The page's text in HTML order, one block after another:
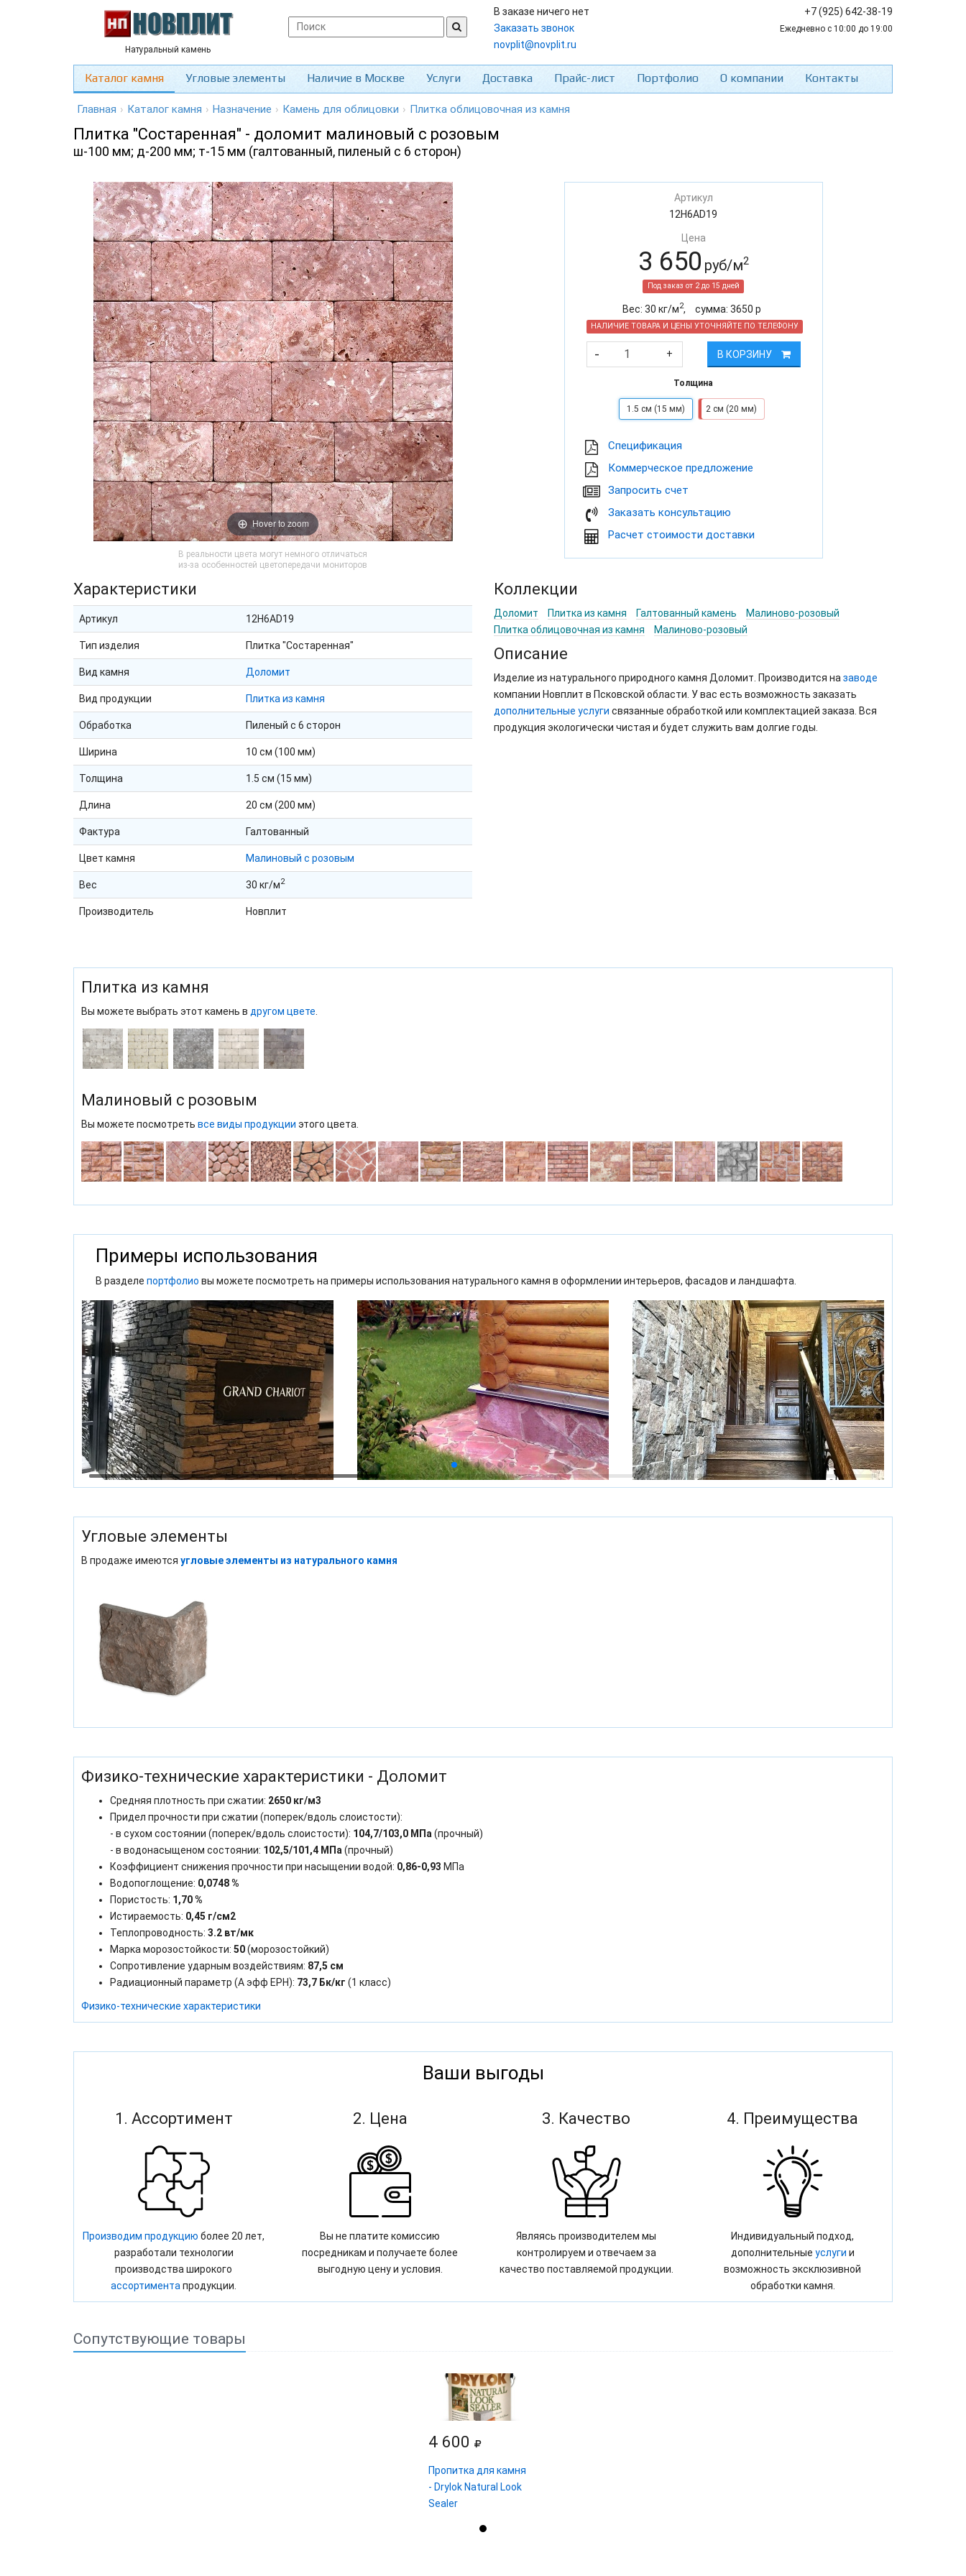
Натуральный камень
В заказе ничего нет
Заказать звонок
novplit@novplit.ru
+7 (925) 642-38-19
Ежедневно с 10:00 до 19:00
Каталог камня Угловые элементы Наличие в Москве Услуги Доставка Прайс-лист Портфолио О компании Контакты
Главная › Каталог камня › Назначение › Камень для облицовки › Плитка облицовочная из камня
Плитка "Состаренная" - доломит малиновый с розовым
ш-100 мм; д-200 мм; т-15 мм (галтованный, пиленый с 6 сторон)
Hover to zoom
В реальности цвета могут немного отличаться
из-за особенностей цветопередачи мониторов
Артикул
12H6AD19
Цена
3 650 руб/м2
Под заказ от 2 до 15 дней
Вес: 30 кг/м2, cумма: 3650 р
НАЛИЧИЕ ТОВАРА И ЦЕНЫ УТОЧНЯЙТЕ ПО ТЕЛЕФОНУ
- + В КОРЗИНУ
Толщина
1.5 см (15 мм) 2 см (20 мм)
Cпецификация
Коммерческое предложение
Запросить счет
Заказать консультацию
Расчет стоимости доставки
Характеристики
Артикул 12H6AD19
Тип изделия Плитка "Состаренная"
Вид камня Доломит
Вид продукции Плитка из камня
Обработка Пиленый с 6 сторон
Ширина 10 см (100 мм)
Толщина 1.5 см (15 мм)
Длина 20 см (200 мм)
Фактура Галтованный
Цвет камня Малиновый с розовым
Вес 30 кг/м2
Производитель Новплит
Коллекции
Доломит Плитка из камня Галтованный камень
Малиново-розовый
Плитка облицовочная из камня
Малиново-розовый
Описание
Изделие из натурального природного камня Доломит. Производится на заводе
компании Новплит в Псковской области. У вас есть возможность заказать
дополнительные услуги связанные обработкой или комплектацией заказа. Вся
продукция экологически чистая и будет служить вам долгие годы.
Плитка из камня
Вы можете выбрать этот камень в другом цвете
Малиновый с розовым
Вы можете посмотреть все виды продукции этого цвета.
Примеры использования
В разделе портфолио вы можете посмотреть на примеры использования натурального камня в оформлении интерьеров, фасадов и ландшафта.
Угловые элементы
В продаже имеются угловые элементы из натурального камня
Физико-технические характеристики - Доломит
Средняя плотность при сжатии: 2650 кг/м3
Придел прочности при сжатии (поперек/вдоль слоистости):
- в сухом состоянии (поперек/вдоль слоистости): 104,7/103,0 МПа (прочный)
- в водонасыщеном состоянии: 102,5/101,4 МПа (прочный)
Коэффициент снижения прочности при насыщении водой: 0,86-0,93 МПа
Водопоглощение: 0,0748 %
Пористость: 1,70 %
Истираемость: 0,45 г/см2
Теплопроводность: 3.2 вт/мк
Марка морозостойкости: 50(морозостойкий)
Сопротивление ударным воздействиям: 87,5 см
Радиационный параметр (А эфф ЕРН): 73,7 Бк/кг (1 класс)
Физико-технические характеристики
Ваши выгоды
1. Ассортимент
Производим продукцию более 20 лет,
разработали технологии
производства широкого
ассортимента продукции.
2. Цена
Вы не платите комиссию
посредникам и получаете более
выгодную цену и условия.
3. Качество
Являясь производителем мы
контролируем и отвечаем за
качество поставляемой продукции.
4. Преимущества
Индивидуальный подход,
дополнительные услуги и
возможность эксклюзивной
обработки камня.
Сопутствующие товары
4 600
Пропитка для камня
- Drylok Natural Look
Sealer